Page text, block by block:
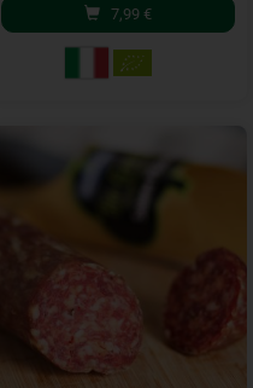
7,99 €